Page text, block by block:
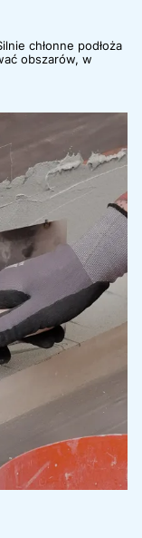
chłonne podłoża
obszarów, w